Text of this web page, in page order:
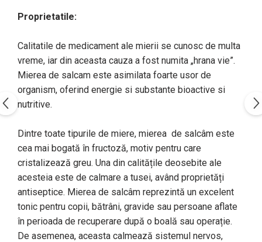
Proprietatile:
Calitatile de medicament ale mierii se cunosc de multa
vreme, iar din aceasta cauza a fost numita „hrana vie”.
Mierea de salcam este asimilata foarte usor de
organism, oferind energie si substante bioactive si
nutritive.
Dintre toate tipurile de miere, mierea de salcâm este
cea mai bogată în fructoză, motiv pentru care
cristalizează greu. Una din calitățile deosebite ale
acesteia este de calmare a tusei, având proprietăți
antiseptice. Mierea de salcâm reprezintă un excelent
tonic pentru copii, bătrâni, gravide sau persoane aflate
în perioada de recuperare după o boală sau operație.
De asemenea, aceasta calmează sistemul nervos,